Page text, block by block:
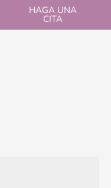
HAGA UNA
CITA